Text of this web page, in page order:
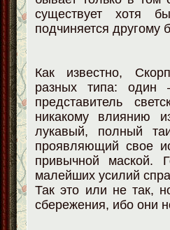
существует хотя
подчиняется другому
Как известно,
разных типа: один
представитель
никакому влиянию
лукавый, полный
проявляющий свое
привычной маской.
малейших усилий
Так это или не так,
сбережения, ибо они